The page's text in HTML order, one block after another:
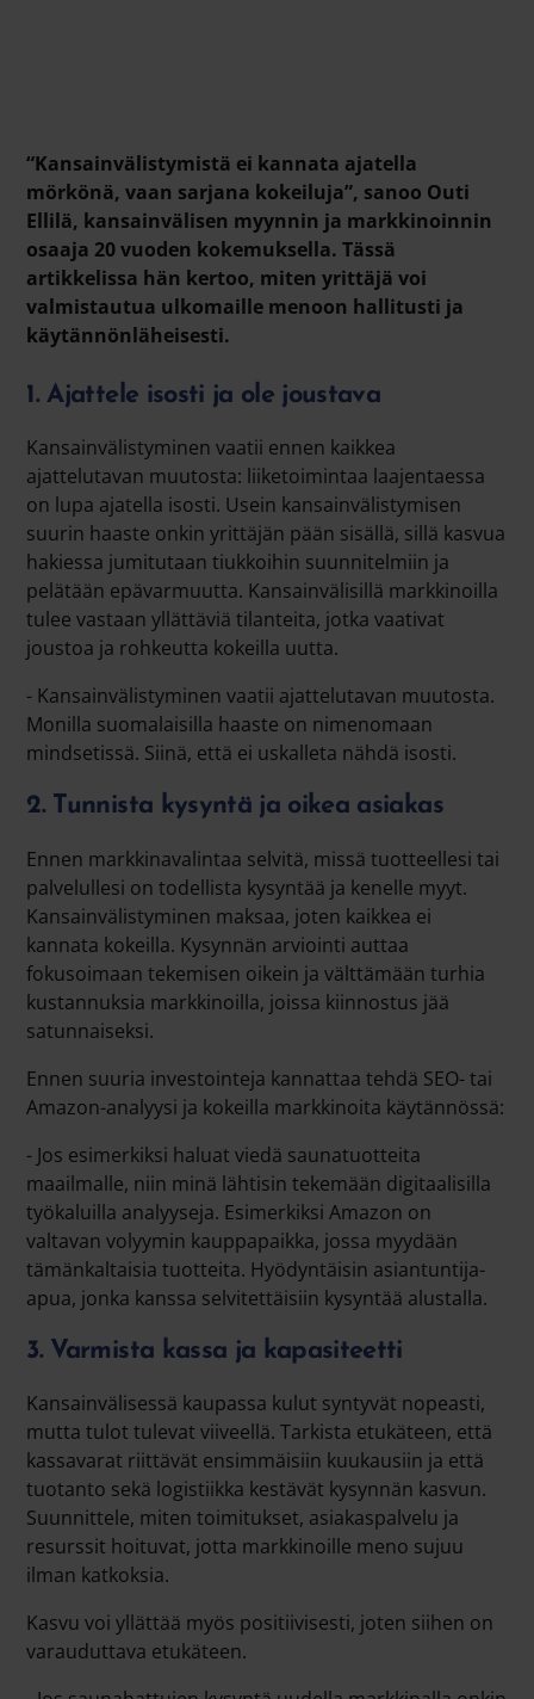
“Kansainvälistymistä ei kannata ajatella
mörkönä, vaan sarjana kokeiluja”, sanoo Outi
Ellilä, kansainvälisen myynnin ja markkinoinnin
osaaja 20 vuoden kokemuksella. Tässä
artikkelissa hän kertoo, miten yrittäjä voi
valmistautua ulkomaille menoon hallitusti ja
käytännönläheisesti.
1. Ajattele isosti ja ole joustava
Kansainvälistyminen vaatii ennen kaikkea
ajattelutavan muutosta: liiketoimintaa laajentaessa
on lupa ajatella isosti. Usein kansainvälistymisen
suurin haaste onkin yrittäjän pään sisällä, sillä kasvua
hakiessa jumitutaan tiukkoihin suunnitelmiin ja
pelätään epävarmuutta. Kansainvälisillä markkinoilla
tulee vastaan yllättäviä tilanteita, jotka vaativat
joustoa ja rohkeutta kokeilla uutta.
- Kansainvälistyminen vaatii ajattelutavan muutosta.
Monilla suomalaisilla haaste on nimenomaan
mindsetissä. Siinä, että ei uskalleta nähdä isosti.
2. Tunnista kysyntä ja oikea asiakas
Ennen markkinavalintaa selvitä, missä tuotteellesi tai
palvelullesi on todellista kysyntää ja kenelle myyt.
Kansainvälistyminen maksaa, joten kaikkea ei
kannata kokeilla. Kysynnän arviointi auttaa
fokusoimaan tekemisen oikein ja välttämään turhia
kustannuksia markkinoilla, joissa kiinnostus jää
satunnaiseksi.
Ennen suuria investointeja kannattaa tehdä SEO- tai
Amazon-analyysi ja kokeilla markkinoita käytännössä:
- Jos esimerkiksi haluat viedä saunatuotteita
maailmalle, niin minä lähtisin tekemään digitaalisilla
työkaluilla analyyseja. Esimerkiksi Amazon on
valtavan volyymin kauppapaikka, jossa myydään
tämänkaltaisia tuotteita. Hyödyntäisin asiantuntija-
apua, jonka kanssa selvitettäisiin kysyntää alustalla.
3. Varmista kassa ja kapasiteetti
Kansainvälisessä kaupassa kulut syntyvät nopeasti,
mutta tulot tulevat viiveellä. Tarkista etukäteen, että
kassavarat riittävät ensimmäisiin kuukausiin ja että
tuotanto sekä logistiikka kestävät kysynnän kasvun.
Suunnittele, miten toimitukset, asiakaspalvelu ja
resurssit hoituvat, jotta markkinoille meno sujuu
ilman katkoksia.
Kasvu voi yllättää myös positiivisesti, joten siihen on
varauduttava etukäteen.